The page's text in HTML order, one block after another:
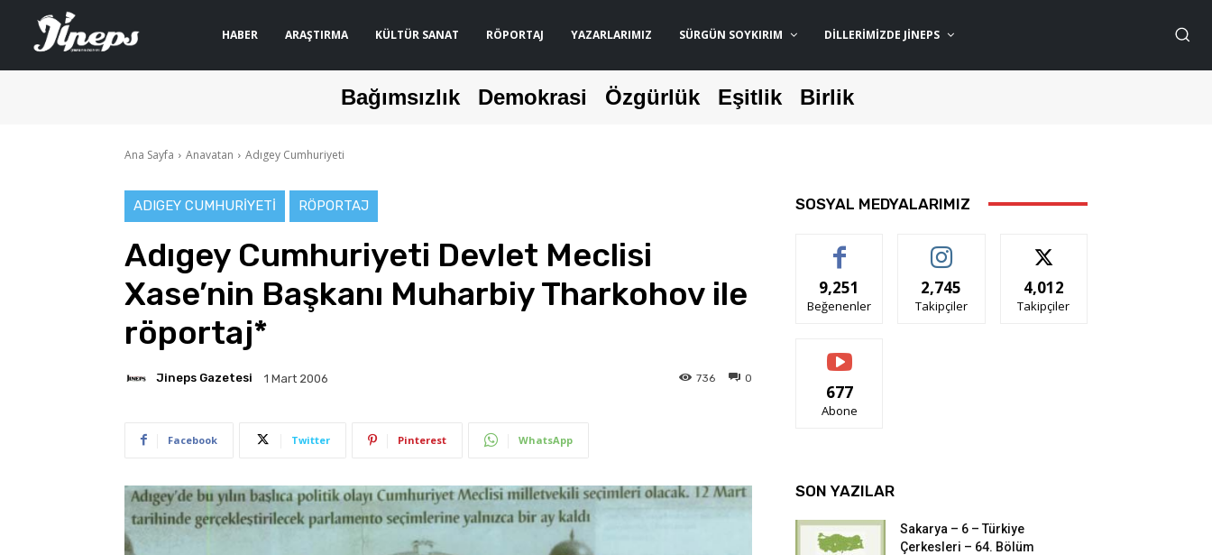
HABER ARAŞTIRMA KÜLTÜR SANAT RÖPORTAJ YAZARLARIMIZ SÜRGÜN SOYKIRIM DILLERIMIZDE JİNEPS
Bağımsızlık Demokrasi Özgürlük Eşitlik Birlik
Ana Sayfa Anavatan Adıgey Cumhuriyeti
ADIGEY CUMHURIYETI RÖPORTAJ
Adıgey Cumhuriyeti Devlet Meclisi
Xase’nin Başkanı Muharbiy Tharkohov ile
röportaj*
Jineps Gazetesi 1 Mart 2006 0
736
Facebook Twitter Pinterest WhatsApp
SOSYAL MEDYALARIMIZ
9,251
Beğenenler
2,745
Takipçiler
4,012
Takipçiler
677
Abone
SON YAZILAR
Sakarya – 6 – Türkiye
Çerkesleri – 64. Bölüm